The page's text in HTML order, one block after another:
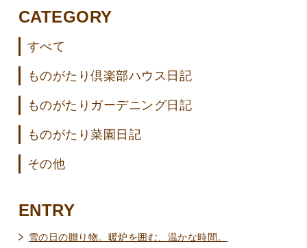
CATEGORY
すべて
ものがたり倶楽部ハウス日記
ものがたりガーデニング日記
ものがたり菜園日記
その他
ENTRY
雪の日の贈り物。暖炉を囲む、温かな時間。